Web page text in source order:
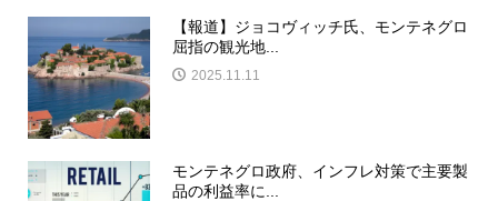
【報道】ジョコヴィッチ氏、モンテネグロ
屈指の観光地...
2025.11.11
モンテネグロ政府、インフレ対策で主要製
品の利益率に...